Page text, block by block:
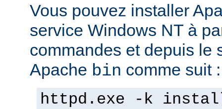
Vous pouvez installer
service Windows NT à
commandes et depuis le
Apache bin comme suit :
httpd.exe -k